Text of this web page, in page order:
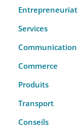
Entrepreneuriat
Services
Communication
Commerce
Produits
Transport
Conseils